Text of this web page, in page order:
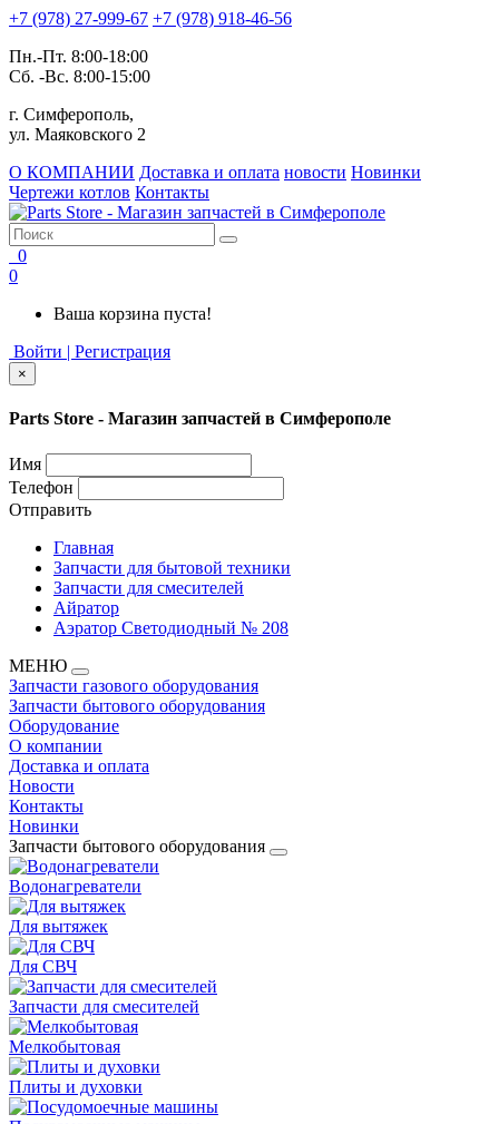
+7 (978) 27-999-67 +7 (978) 918-46-56
Пн.-Пт. 8:00-18:00
Сб. -Вс. 8:00-15:00
г. Симферополь,
ул. Маяковского 2
О КОМПАНИИ Доставка и оплата новости Новинки
Чертежи котлов Контакты
0
0
Ваша корзина пуста!
Войти | Регистрация
×
Parts Store - Магазин запчастей в Симферополе
Имя
Телефон
Отправить
Главная
Запчасти для бытовой техники
Запчасти для смесителей
Айратор
Аэратор Светодиодный № 208
МЕНЮ
Запчасти газового оборудования
Запчасти бытового оборудования
Оборудование
О компании
Доставка и оплата
Новости
Контакты
Новинки
Запчасти бытового оборудования
Водонагреватели
Для вытяжек
Для СВЧ
Запчасти для смесителей
Мелкобытовая
Плиты и духовки